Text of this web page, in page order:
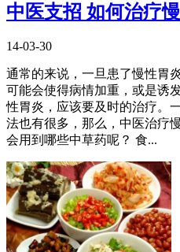
中医支招 如何治疗
14-03-30
通常的来说，一旦患了慢性胃
可能会使得病情加重，或是诱
性胃炎，应该要及时的治疗。
法也有很多，那么，中医治疗
会用到哪些中草药呢？ 食...